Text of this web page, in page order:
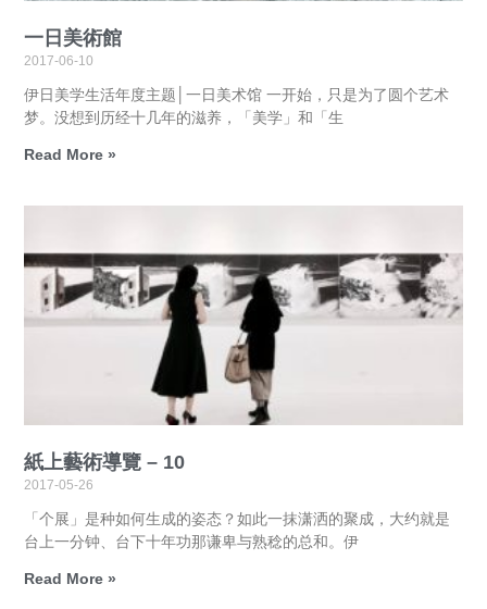
一日美術館
2017-06-10
伊日美学生活年度主题│一日美术馆 一开始，只是为了圆个艺术
梦。没想到历经十几年的滋养，「美学」和「生
Read More »
紙上藝術導覽 – 10
2017-05-26
「个展」是种如何生成的姿态？如此一抹潇洒的聚成，大约就是
台上一分钟、台下十年功那谦卑与熟稔的总和。伊
Read More »